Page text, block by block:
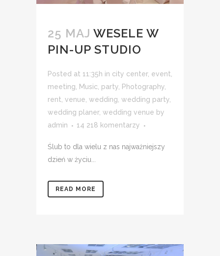
25 MAJ WESELE W
PIN-UP STUDIO
Posted at 11:35h in city center, event
meeting
Music party Photography
rent venue wedding wedding party
wedding planer, wedding venue by
admin
14 218 komentarzy
Ślub to dla wielu z nas najważniejszy
dzień w życiu...
READ MORE